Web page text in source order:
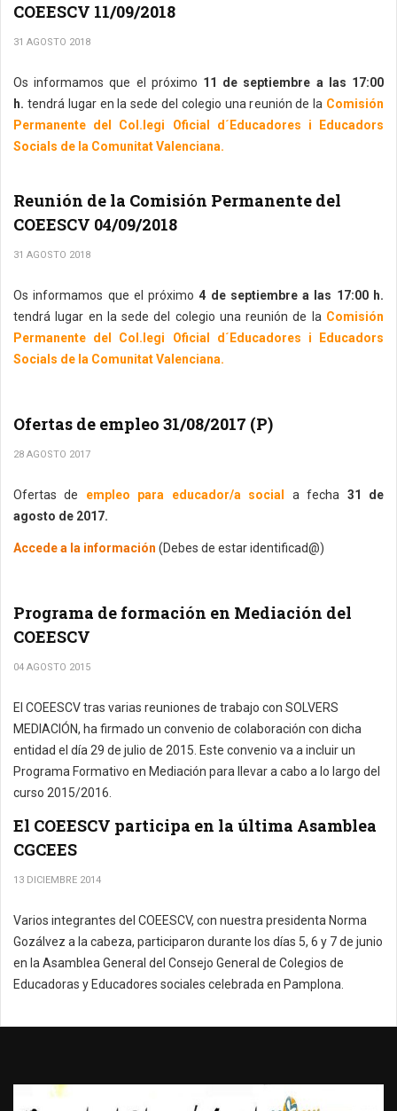
COEESCV 11/09/2018
31 AGOSTO 2018
Os informamos que el próximo 11 de septiembre a las 17:00
h. tendrá lugar en la sede del colegio una reunión de la Comisión
Permanente del Col.legi Oficial d´Educadores i Educadors
Socials de la Comunitat Valenciana.
Reunión de la Comisión Permanente del
COEESCV 04/09/2018
31 AGOSTO 2018
Os informamos que el próximo 4 de septiembre a las 17:00 h.
tendrá lugar en la sede del colegio una reunión de la Comisión
Permanente del Col.legi Oficial d´Educadores i Educadors
Socials de la Comunitat Valenciana.
Ofertas de empleo 31/08/2017 (P)
28 AGOSTO 2017
Ofertas de empleo para educador/a social a fecha 31 de
agosto de 2017.
Accede a la información (Debes de estar identificad@)
Programa de formación en Mediación del
COEESCV
04 AGOSTO 2015
El COEESCV tras varias reuniones de trabajo con SOLVERS
MEDIACIÓN, ha firmado un convenio de colaboración con dicha
entidad el día 29 de julio de 2015. Este convenio va a incluir un
Programa Formativo en Mediación para llevar a cabo a lo largo del
curso 2015/2016.
El COEESCV participa en la última Asamblea
CGCEES
13 DICIEMBRE 2014
Varios integrantes del COEESCV, con nuestra presidenta Norma
Gozálvez a la cabeza, participaron durante los días 5, 6 y 7 de junio
en la Asamblea General del Consejo General de Colegios de
Educadoras y Educadores sociales celebrada en Pamplona.